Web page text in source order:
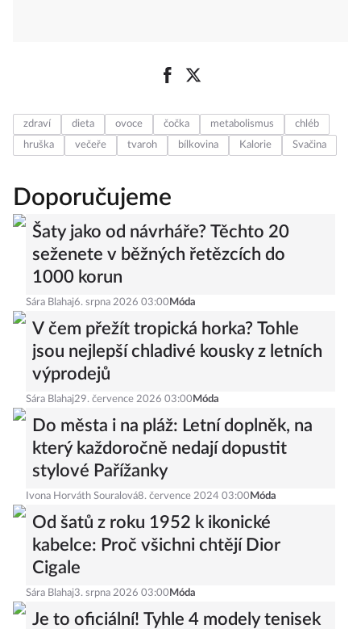
zdraví dieta ovoce čočka metabolismus
chléb
hruška
večeře tvaroh bílkovina Kalorie Svačina
Doporučujeme
Šaty jako od návrháře? Těchto 20
seženete v běžných řetězcích do
1000 korun
Sára Blahaj6. srpna 2026 03:00 Móda
V čem přežít tropická horka? Tohle
jsou nejlepší chladivé kousky z letních
výprodejů
Sára Blahaj29. července 2026 03:00 Móda
Do města i na pláž: Letní doplněk, na
který každoročně nedají dopustit
stylové Pařížanky
Ivona Horváth Souralová8. července 2024 03:00 Móda
Od šatů z roku 1952 k ikonické
kabelce: Proč všichni chtějí Dior
Cigale
Sára Blahaj3. srpna 2026 03:00 Móda
Je to oficiální! Tyhle 4 modely tenisek